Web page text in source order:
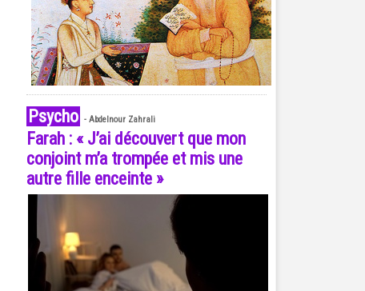
Psycho - Abdelnour Zahrali
Farah : « J’ai découvert que mon
conjoint m’a trompée et mis une
autre fille enceinte »